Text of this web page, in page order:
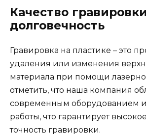
Качество
долговечность
Гравировка на пластике – это
удаления или изменения
материала при помощи
отметить, что наша компания
современным оборудованием
работы, что гарантирует
точность гравировки.